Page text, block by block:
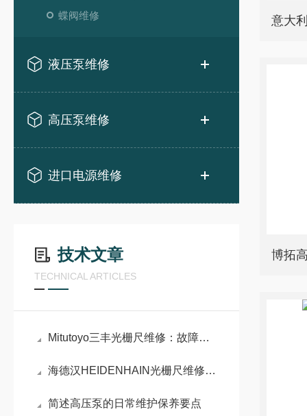
蝶阀维修
液压泵维修
高压泵维修
进口电源维修
技术文章
TECHNICAL ARTICLES
Mitutoyo三丰光栅尺维修：故障排查与维护实践
海德汉HEIDENHAIN光栅尺维修：结构与故障分析
简述高压泵的日常维护保养要点
博拓